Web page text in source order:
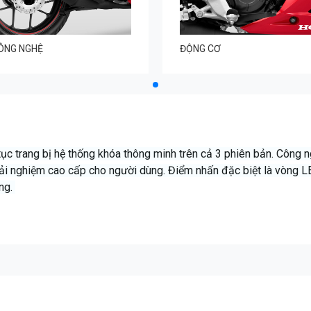
NGHỆ ĐỘNG CƠ
trang bị hệ thống khóa thông minh trên cả 3 phiên bản. Công
nghiệm cao cấp cho người dùng. Điểm nhấn đặc biệt là vòng